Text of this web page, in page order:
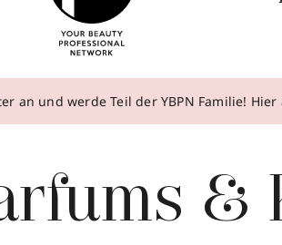
an und werde Teil der YBPN Familie!
&